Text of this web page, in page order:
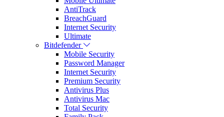
AntiTrack
BreachGuard
Internet Security
Ultimate
Bitdefender
Mobile Security
Password Manager
Internet Security
Premium Security
Antivirus Plus
Antivirus Mac
Total Security